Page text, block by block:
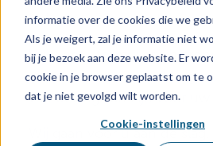
informatie over de cookies die we
Als je weigert, zal je informatie niet
bij je bezoek aan deze website. Er
cookie in je browser geplaatst om te
dat je niet gevolgd wilt worden.
Cookie-instellingen
hebben wij een aantal
Vul het formulier
eventueel een toelichting
van belang kan zijn voor uw
Wij gaan voor u aan de slag.